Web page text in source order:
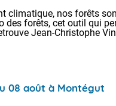
climatique, nos forêts
des forêts, cet outil qui
Jean-Christophe
08 août à Montégut